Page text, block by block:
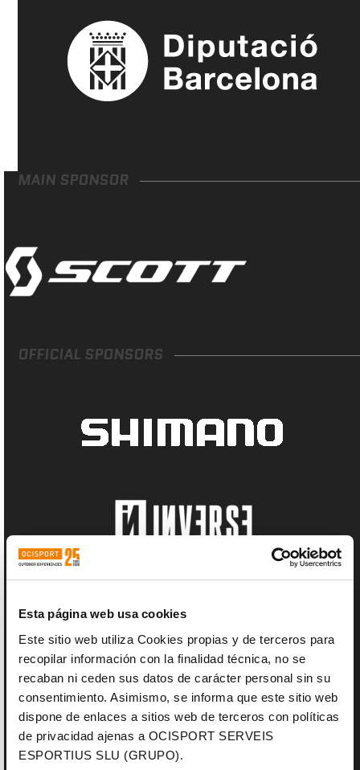
Esta página web usa cookies
Este sitio web utiliza Cookies propias y de terceros para
recopilar información con la finalidad técnica, no se
recaban ni ceden sus datos de carácter personal sin su
consentimiento. Asimismo, se informa que este sitio web
dispone de enlaces a sitios web de terceros con políticas
de privacidad ajenas a OCISPORT SERVEIS
ESPORTIUS SLU (GRUPO).
MAIN SPONSOR
OFFICIAL SPONSORS